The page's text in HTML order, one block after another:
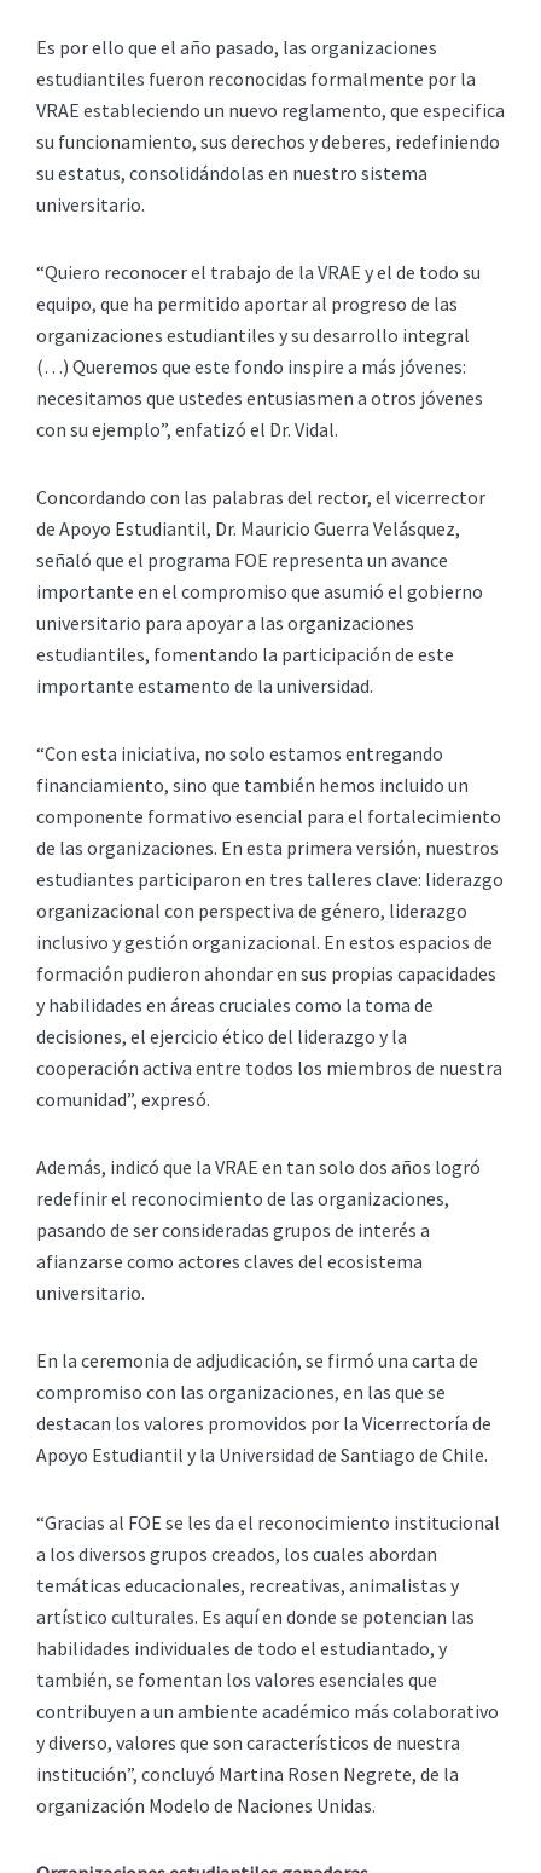
Es por ello que el año pasado, las organizaciones
estudiantiles fueron reconocidas formalmente por la
VRAE estableciendo un nuevo reglamento, que especifica
su funcionamiento, sus derechos y deberes, redefiniendo
su estatus, consolidándolas en nuestro sistema
universitario.
“Quiero reconocer el trabajo de la VRAE y el de todo su
equipo, que ha permitido aportar al progreso de las
organizaciones estudiantiles y su desarrollo integral
(…) Queremos que este fondo inspire a más jóvenes:
necesitamos que ustedes entusiasmen a otros jóvenes
con su ejemplo”, enfatizó el Dr. Vidal.
Concordando con las palabras del rector, el vicerrector
de Apoyo Estudiantil, Dr. Mauricio Guerra Velásquez,
señaló que el programa FOE representa un avance
importante en el compromiso que asumió el gobierno
universitario para apoyar a las organizaciones
estudiantiles, fomentando la participación de este
importante estamento de la universidad.
“Con esta iniciativa, no solo estamos entregando
financiamiento, sino que también hemos incluido un
componente formativo esencial para el fortalecimiento
de las organizaciones. En esta primera versión, nuestros
estudiantes participaron en tres talleres clave: liderazgo
organizacional con perspectiva de género, liderazgo
inclusivo y gestión organizacional. En estos espacios de
formación pudieron ahondar en sus propias capacidades
y habilidades en áreas cruciales como la toma de
decisiones, el ejercicio ético del liderazgo y la
cooperación activa entre todos los miembros de nuestra
comunidad”, expresó.
Además, indicó que la VRAE en tan solo dos años logró
redefinir el reconocimiento de las organizaciones,
pasando de ser consideradas grupos de interés a
afianzarse como actores claves del ecosistema
universitario.
En la ceremonia de adjudicación, se firmó una carta de
compromiso con las organizaciones, en las que se
destacan los valores promovidos por la Vicerrectoría de
Apoyo Estudiantil y la Universidad de Santiago de Chile.
“Gracias al FOE se les da el reconocimiento institucional
a los diversos grupos creados, los cuales abordan
temáticas educacionales, recreativas, animalistas y
artístico culturales. Es aquí en donde se potencian las
habilidades individuales de todo el estudiantado, y
también, se fomentan los valores esenciales que
contribuyen a un ambiente académico más colaborativo
y diverso, valores que son característicos de nuestra
institución”, concluyó Martina Rosen Negrete, de la
organización Modelo de Naciones Unidas.